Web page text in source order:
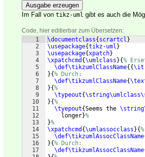
Ausgabe erzeugen
Im Fall von tikz-uml gibt es auch die
Code, hier editierbar zum Übersetzen:
1
2
3
4
5
6
7
8
9
10
11
12
13
14
15
16
17
\documentclass{ scrartcl }
\usepackage{tikz-uml }
\usepackage{xpatch}
\xpatchcmd {\umlclass }{%
\def\tikzumlClassName{{\it
}{% Durch:
\def\tikzumlClassName{
}{%
\typeout{
}{%
\tyepout{Seems the
    longer
}%
}%
\xpatchcmd {\umlassocclass }{
\def\tikzumlAssocClassName
}{% Durch:
\def\tikzumlAssocClassName